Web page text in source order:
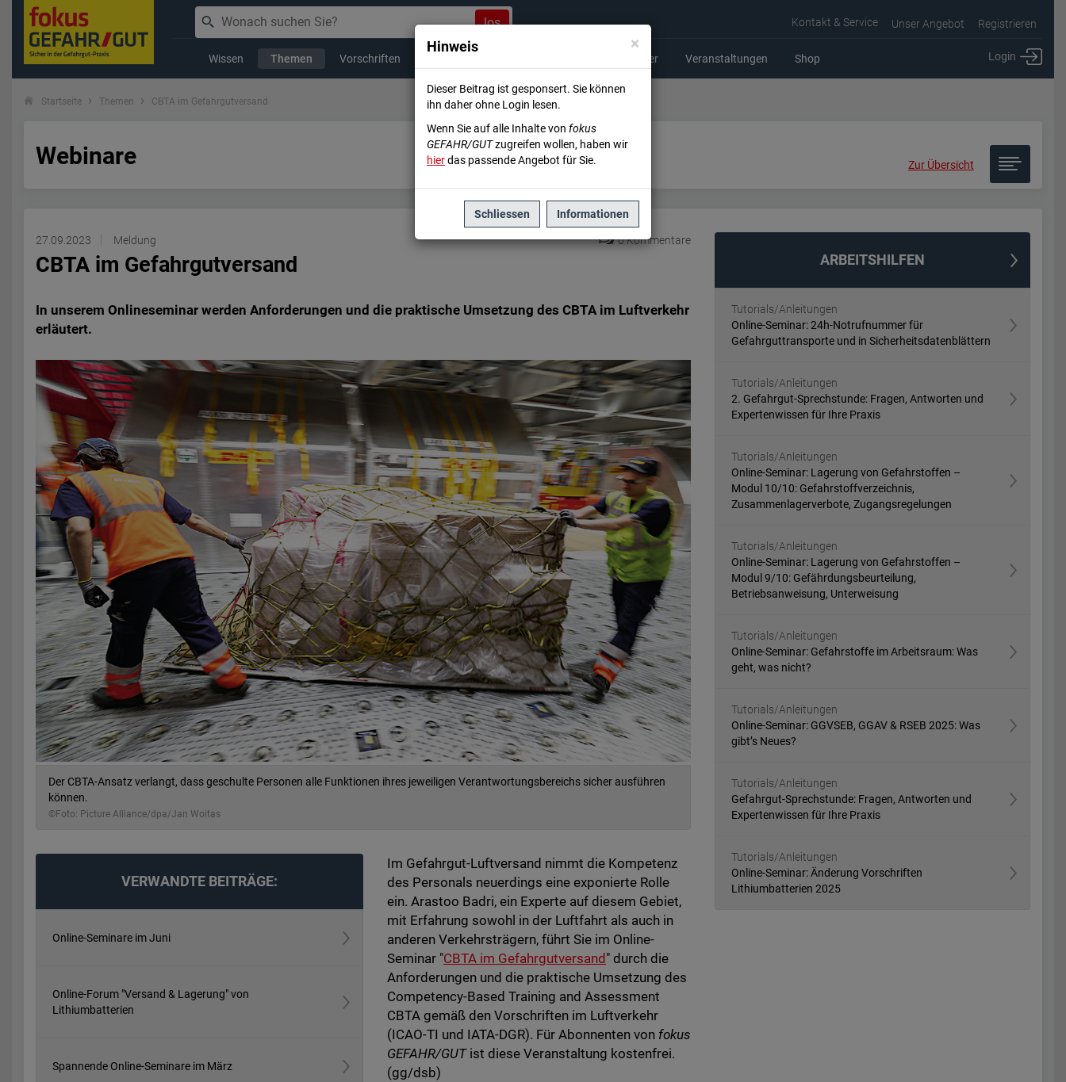
Kontakt & Service Unser Angebot Registrieren
los
Login
Wissen Themen Vorschriften Newsletter Veranstaltungen Shop
Startseite Themen CBTA im Gefahrgutversand
×
Hinweis
Dieser Beitrag ist gesponsert. Sie können
ihn daher ohne Login lesen.
Wenn Sie auf alle Inhalte von fokus
GEFAHR/GUTzugreifen wollen, haben wir
hierdas passende Angebot für Sie.
Schliessen Informationen
Zur Übersicht
Webinare
27.09.2023 Meldung 0 Kommentare
CBTA im Gefahrgutversand
In unserem Onlineseminar werden Anforderungen und die praktische Umsetzung des CBTA im Luftverkehr
erläutert.
Der CBTA-Ansatz verlangt, dass geschulte Personen alle Funktionen ihres jeweiligen Verantwortungsbereichs sicher ausführen
können.
©Foto: Picture Alliance/dpa/Jan Woitas
VERWANDTE BEITRÄGE:
Online-Seminare im Juni
Online-Forum "Versand & Lagerung" von
Lithiumbatterien
Spannende Online-Seminare im März
Im Gefahrgut-Luftversand nimmt die Kompetenz
des Personals neuerdings eine exponierte Rolle
ein. Arastoo Badri, ein Experte auf diesem Gebiet,
mit Erfahrung sowohl in der Luftfahrt als auch in
anderen Verkehrsträgern, führt Sie im Online-
Seminar "CBTA im Gefahrgutversand " durch die
Anforderungen und die praktische Umsetzung des
Competency-Based Training and Assessment
CBTA gemäß den Vorschriften im Luftverkehr
(ICAO-TI und IATA-DGR). Für Abonnenten von fokus
GEFAHR/GUTist diese Veranstaltung kostenfrei.
(gg/dsb)
ARBEITSHILFEN
Tutorials/Anleitungen
Online-Seminar: 24h-Notrufnummer für
Gefahrguttransporte und in Sicherheitsdatenblättern
Tutorials/Anleitungen
2. Gefahrgut-Sprechstunde: Fragen, Antworten und
Expertenwissen für Ihre Praxis
Tutorials/Anleitungen
Online-Seminar: Lagerung von Gefahrstoffen –
Modul 10/10: Gefahrstoffverzeichnis,
Zusammenlagerverbote, Zugangsregelungen
Tutorials/Anleitungen
Online-Seminar: Lagerung von Gefahrstoffen –
Modul 9/10: Gefährdungsbeurteilung,
Betriebsanweisung, Unterweisung
Tutorials/Anleitungen
Online-Seminar: Gefahrstoffe im Arbeitsraum: Was
geht, was nicht?
Tutorials/Anleitungen
Online-Seminar: GGVSEB, GGAV & RSEB 2025: Was
gibt’s Neues?
Tutorials/Anleitungen
Gefahrgut-Sprechstunde: Fragen, Antworten und
Expertenwissen für Ihre Praxis
Tutorials/Anleitungen
Online-Seminar: Änderung Vorschriften
Lithiumbatterien 2025